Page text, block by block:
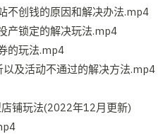
不创钱的原因和解决办法.mp4
产锁定的解决玩法.mp4
的玩法.mp4
以及活动不通过的解决方法.mp4
铺玩法(2022年12月更新)